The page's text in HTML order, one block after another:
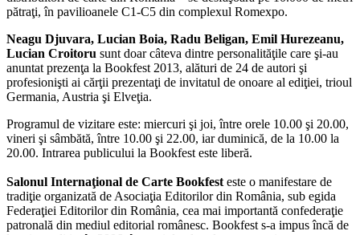
pătraţi, în pavilioanele C1-C5 din complexul Romexpo.
Neagu Djuvara, Lucian Boia, Radu Beligan, Emil Hurezeanu,
Lucian Croitoru sunt doar câteva dintre personalităţile care şi-au
anuntat prezenţa la Bookfest 2013, alături de 24 de autori şi
profesionişti ai cărţii prezentaţi de invitatul de onoare al ediţiei, trioul
Germania, Austria şi Elveţia.
Programul de vizitare este: miercuri şi joi, între orele 10.00 şi 20.00,
vineri şi sâmbătă, între 10.00 şi 22.00, iar duminică, de la 10.00 la
20.00. Intrarea publicului la Bookfest este liberă.
Salonul Internaţional de Carte Bookfest este o manifestare de
tradiţie organizată de Asociaţia Editorilor din România, sub egida
Federaţiei Editorilor din România, cea mai importantă confederaţie
patronală din mediul editorial românesc. Bookfest s-a impus încă de